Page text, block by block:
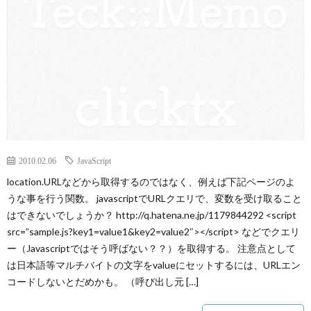
2010.02.06 JavaScript
location.URLなどから取得するのではなく、例えば下記ページのよ
うな事を行う関数。 javascriptでURLクエリで、変数を受け取ること
はできないでしょうか？ http://q.hatena.ne.jp/1179844292 <script
src=”sample.js?key1=value1&key2=value2″></script> などでクエリ
ー（Javascriptではそう呼ばない？？）を取得する。 注意点として
は日本語等マルチバイトの文字をvalueにセットするには、URLエン
コードしないとだめかも。 （呼び出し元 […]